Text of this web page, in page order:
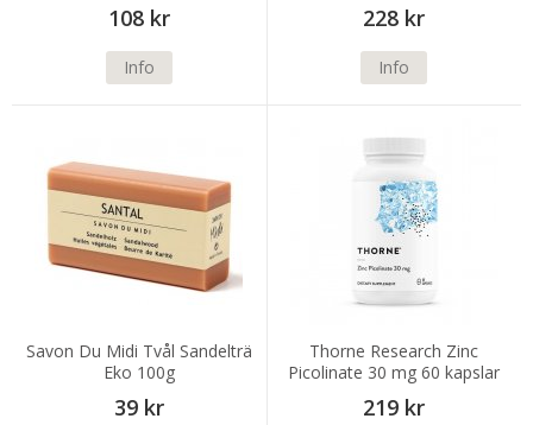
108 kr
Info
228 kr
Info
Savon Du Midi Tvål Sandelträ
Eko 100g
39 kr
Thorne Research Zinc
Picolinate 30 mg 60 kapslar
219 kr